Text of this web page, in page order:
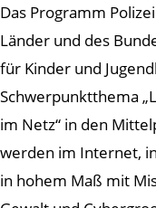
Das Programm
Länder und des
für Kinder und
Schwerpunktthema
im Netz“ in den
werden im Internet,
in hohem Maß mit